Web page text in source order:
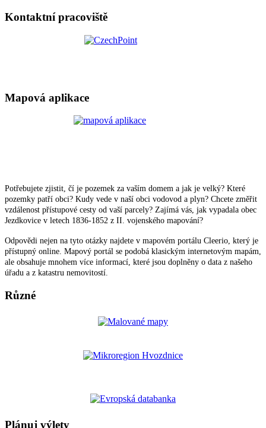
Kontaktní pracoviště
Mapová aplikace
Potřebujete zjistit, čí je pozemek za vaším domem a jak je velký? Které
pozemky patří obci? Kudy vede v naší obci vodovod a plyn? Chcete změřit
vzdálenost přístupové cesty od vaší parcely? Zajímá vás, jak vypadala obec
Jezdkovice v letech 1836-1852 z II. vojenského mapování?
Odpovědi nejen na tyto otázky najdete v mapovém portálu Cleerio, který je
přístupný online. Mapový portál se podobá klasickým internetovým mapám,
ale obsahuje mnohem více informací, které jsou doplněny o data z našeho
úřadu a z katastru nemovitostí.
Různé
Plánuj výlety